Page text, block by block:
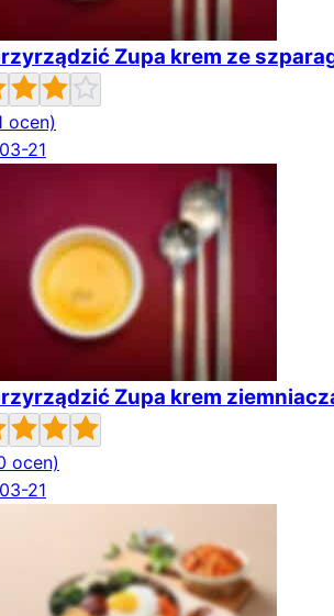
Zupa krem ze
ocen)
21
Zupa krem
ocen)
21